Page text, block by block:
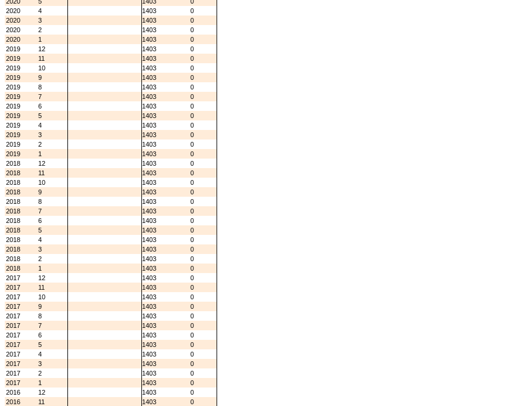
2020
4 1403
0
2020
3 1403
0
2020
2 1403
0
2020
1 1403
0
2019
12 1403
0
2019
11 1403
0
2019
10 1403
0
2019
9 1403
0
2019
8 1403
0
2019
7 1403
0
2019
6 1403
0
2019
5 1403
0
2019
4 1403
0
2019
3 1403
0
2019
2 1403
0
2019
1 1403
0
2018
12 1403
0
2018
11 1403
0
2018
10 1403
0
2018
9 1403
0
2018
8 1403
0
2018
7 1403
0
2018
6 1403
0
2018
5 1403
0
2018
4 1403
0
2018
3 1403
0
2018
2 1403
0
2018
1 1403
0
2017
12 1403
0
2017
11 1403
0
2017
10 1403
0
2017
9 1403
0
2017
8 1403
0
2017
7 1403
0
2017
6 1403
0
2017
5 1403
0
2017
4 1403
0
2017
3 1403
0
2017
2 1403
0
2017
1 1403
0
2016
12 1403
0
2016
11 1403
0